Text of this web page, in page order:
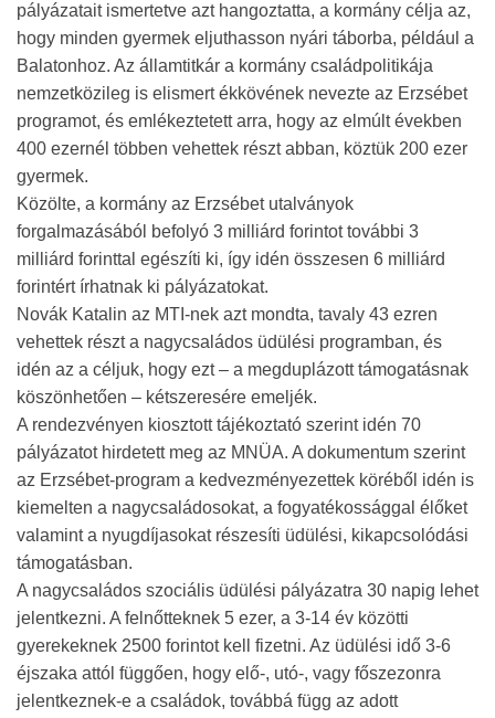
pályázatait ismertetve azt hangoztatta, a kormány célja az,
hogy minden gyermek eljuthasson nyári táborba, például a
Balatonhoz. Az államtitkár a kormány családpolitikája
nemzetközileg is elismert ékkövének nevezte az Erzsébet
programot, és emlékeztetett arra, hogy az elmúlt években
400 ezernél többen vehettek részt abban, köztük 200 ezer
gyermek.
Közölte, a kormány az Erzsébet utalványok
forgalmazásából befolyó 3 milliárd forintot további 3
milliárd forinttal egészíti ki, így idén összesen 6 milliárd
forintért írhatnak ki pályázatokat.
Novák Katalin az MTI-nek azt mondta, tavaly 43 ezren
vehettek részt a nagycsaládos üdülési programban, és
idén az a céljuk, hogy ezt – a megduplázott támogatásnak
köszönhetően – kétszeresére emeljék.
A rendezvényen kiosztott tájékoztató szerint idén 70
pályázatot hirdetett meg az MNÜA. A dokumentum szerint
az Erzsébet-program a kedvezményezettek köréből idén is
kiemelten a nagycsaládosokat, a fogyatékossággal élőket
valamint a nyugdíjasokat részesíti üdülési, kikapcsolódási
támogatásban.
A nagycsaládos szociális üdülési pályázatra 30 napig lehet
jelentkezni. A felnőtteknek 5 ezer, a 3-14 év közötti
gyerekeknek 2500 forintot kell fizetni. Az üdülési idő 3-6
éjszaka attól függően, hogy elő-, utó-, vagy főszezonra
jelentkeznek-e a családok, továbbá függ az adott